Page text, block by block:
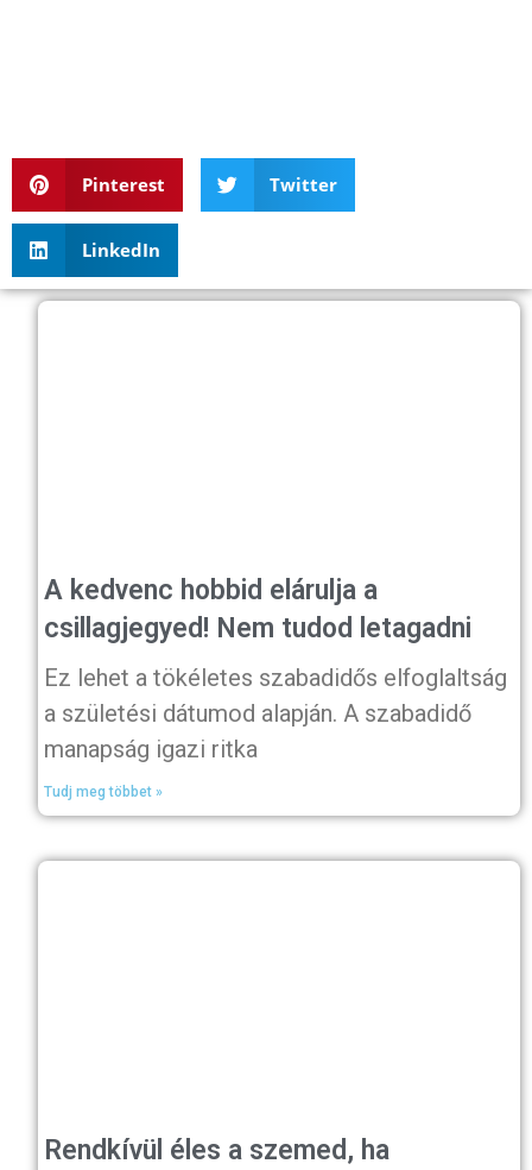
Pinterest Twitter
LinkedIn
A kedvenc hobbid elárulja a
csillagjegyed! Nem tudod letagadni
Ez lehet a tökéletes szabadidős elfoglaltság
a születési dátumod alapján. A szabadidő
manapság igazi ritka
Tudj meg többet »
Rendkívül éles a szemed, ha